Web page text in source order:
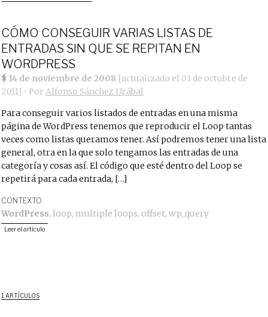
CÓMO CONSEGUIR VARIAS LISTAS DE
ENTRADAS SIN QUE SE REPITAN EN
WORDPRESS
14 de noviembre de 2008 [actualizado el 03 de octubre de
2011] • PorAlfonso Sánchez Uzábal
Para conseguir varios listados de entradas en una misma
página de WordPress tenemos que reproducir el Loop tantas
veces como listas queramos tener. Así podremos tener una lista
general, otra en la que solo tengamos las entradas de una
categoría y cosas así. El código que esté dentro del Loop se
repetirá para cada entrada, […]
CONTEXTO
WordPress,loop, multiple loops, offset,wp_query
Leer el artículo
1 ARTÍCULOS